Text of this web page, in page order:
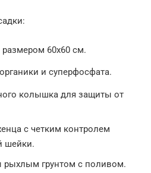
60х60 см.
и суперфосфата.
колышка для защиты от
с четким контролем
шейки.
рыхлым грунтом с поливом.